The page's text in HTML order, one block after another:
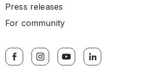
Press releases
For community